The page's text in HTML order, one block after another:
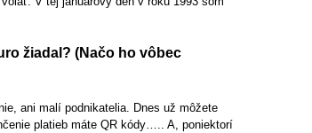
žiadal? (Načo ho vôbec
ani malí podnikatelia. Dnes už môžete
platieb máte QR kódy….. A, poniektorí